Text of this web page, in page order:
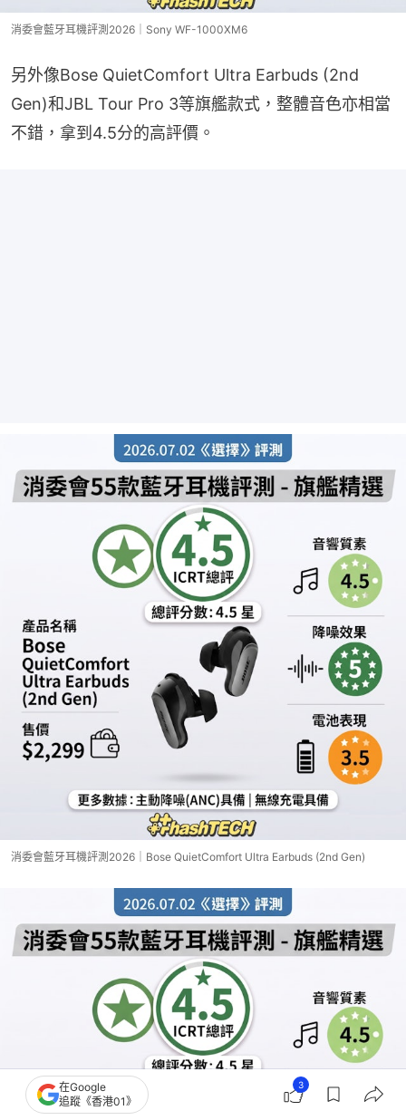
消委會藍牙耳機評測2026｜Sony WF-1000XM6
另外像Bose QuietComfort Ultra Earbuds (2nd
Gen)和JBL Tour Pro 3等旗艦款式，整體音色亦相當
不錯，拿到4.5分的高評價。
消委會藍牙耳機評測2026｜Bose QuietComfort Ultra Earbuds (2nd Gen)
在Google
追蹤《香港01》
3